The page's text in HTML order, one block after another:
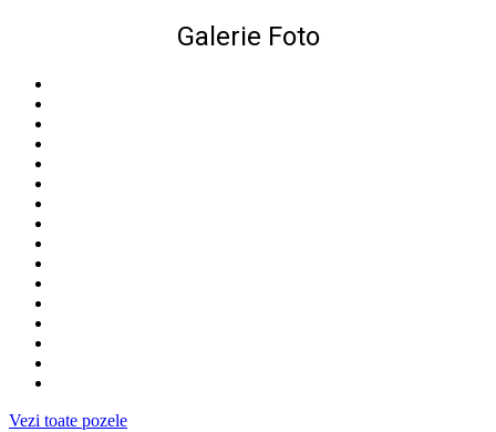
Galerie Foto
Vezi toate pozele